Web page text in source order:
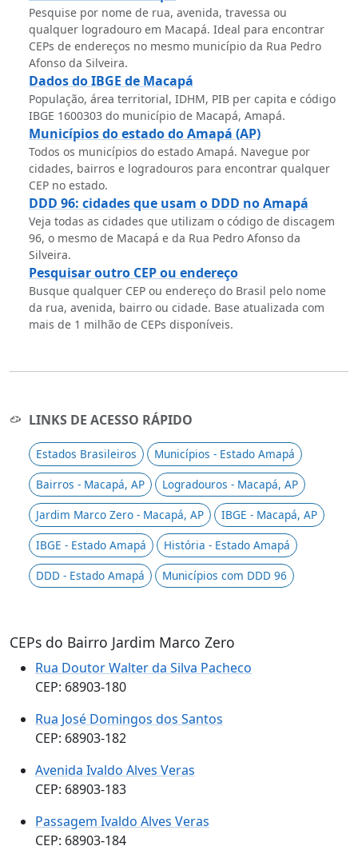
Pesquise por nome de rua, avenida, travessa ou
qualquer logradouro em Macapá. Ideal para encontrar
CEPs de endereços no mesmo município da Rua Pedro
Afonso da Silveira.
Dados do IBGE de Macapá
População, área territorial, IDHM, PIB per capita e código
IBGE 1600303 do município de Macapá, Amapá.
Municípios do estado do Amapá (AP)
Todos os municípios do estado Amapá. Navegue por
cidades, bairros e logradouros para encontrar qualquer
CEP no estado.
DDD 96: cidades que usam o DDD no Amapá
Veja todas as cidades que utilizam o código de discagem
96, o mesmo de Macapá e da Rua Pedro Afonso da
Silveira.
Pesquisar outro CEP ou endereço
Busque qualquer CEP ou endereço do Brasil pelo nome
da rua, avenida, bairro ou cidade. Base atualizada com
mais de 1 milhão de CEPs disponíveis.
LINKS DE ACESSO RÁPIDO
Estados Brasileiros
Municípios - Estado Amapá
Bairros - Macapá, AP
Logradouros - Macapá, AP
Jardim Marco Zero - Macapá, AP
IBGE - Macapá, AP
IBGE - Estado Amapá
História - Estado Amapá
DDD - Estado Amapá
Municípios com DDD 96
CEPs do Bairro Jardim Marco Zero
Rua Doutor Walter da Silva Pacheco
CEP: 68903-180
Rua José Domingos dos Santos
CEP: 68903-182
Avenida Ivaldo Alves Veras
CEP: 68903-183
Passagem Ivaldo Alves Veras
CEP: 68903-184